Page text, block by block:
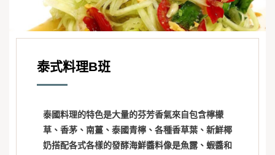
泰式料理B班
泰國料理的特色是大量的芬芳香氣來自包含檸檬
草、香茅、南薑、泰國青檸、各種香草葉、新鮮椰
奶搭配各式各樣的發酵海鮮醬料像是魚露、蝦醬和